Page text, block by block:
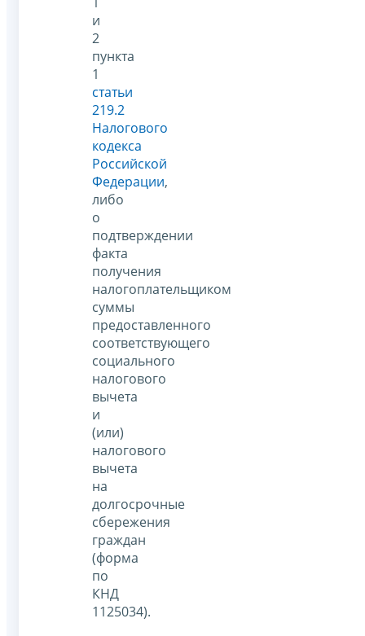
и
2
пункта
1
статьи
219.2
Налогового
кодекса
Российской
Федерации,
либо
о
подтверждении
факта
получения
налогоплательщиком
суммы
предоставленного
соответствующего
социального
налогового
вычета
и
(или)
налогового
вычета
на
долгосрочные
сбережения
граждан
(форма
по
КНД
1125034).